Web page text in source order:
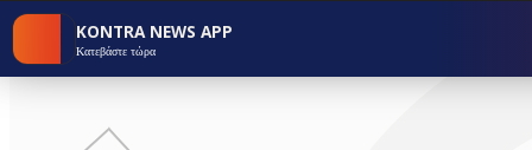
KONTRA NEWS APP
Κατεβάστε τώρα